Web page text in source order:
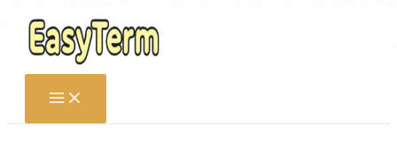
Перейти
содержимому